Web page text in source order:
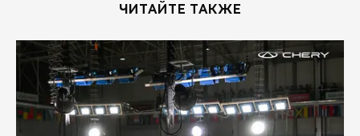
ЧИТАЙТЕ ТАКЖЕ